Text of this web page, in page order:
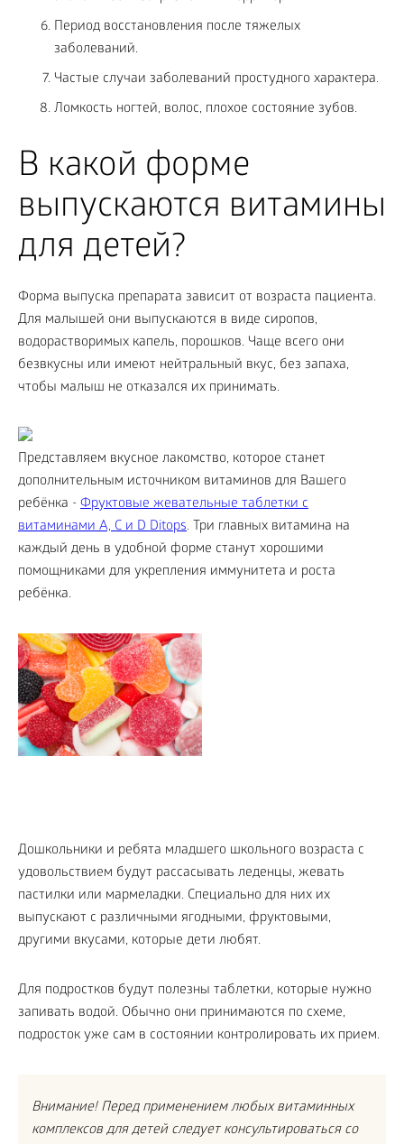
Период восстановления после тяжелых
заболеваний.
Частые случаи заболеваний простудного характера.
Ломкость ногтей, волос, плохое состояние зубов.
В какой форме
выпускаются витамины
для детей?
Форма выпуска препарата зависит от возраста пациента.
Для малышей они выпускаются в виде сиропов,
водорастворимых капель, порошков. Чаще всего они
безвкусны или имеют нейтральный вкус, без запаха,
чтобы малыш не отказался их принимать.
Представляем вкусное лакомство, которое станет
дополнительным источником витаминов для Вашего
ребёнка - Фруктовые жевательные таблетки с
витаминами A, C и D Ditops. Три главных витамина на
каждый день в удобной форме станут хорошими
помощниками для укрепления иммунитета и роста
ребёнка.
Дошкольники и ребята младшего школьного возраста с
удовольствием будут рассасывать леденцы, жевать
пастилки или мармеладки. Специально для них их
выпускают с различными ягодными, фруктовыми,
другими вкусами, которые дети любят.
Для подростков будут полезны таблетки, которые нужно
запивать водой. Обычно они принимаются по схеме,
подросток уже сам в состоянии контролировать их прием.
Внимание! Перед применением любых витаминных
комплексов для детей следует консультироваться со